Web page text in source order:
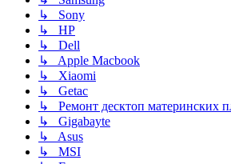
↳ Sony
↳ HP
↳ Dell
↳ Apple Macbook
↳ Xiaomi
↳ Getac
↳ Ремонт десктоп материнских
↳ Gigabayte
↳ Asus
↳ MSI